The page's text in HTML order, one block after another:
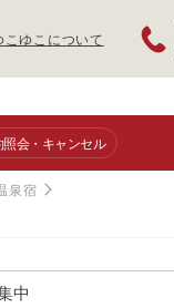
こゆこについて
照会・キャンセル
泉宿
中